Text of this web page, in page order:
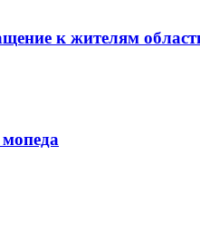
к жителям